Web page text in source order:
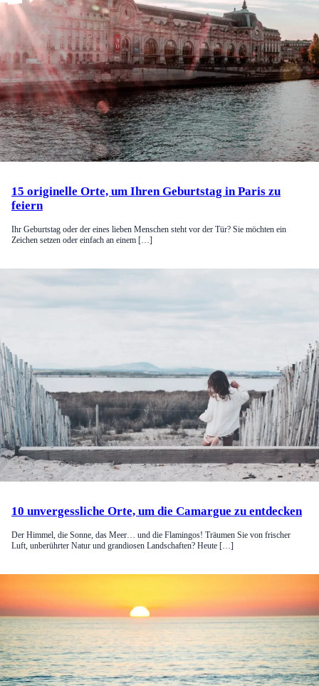
15 originelle Orte, um Ihren Geburtstag in Paris zu
feiern
Ihr Geburtstag oder der eines lieben Menschen steht vor der Tür? Sie möchten ein
Zeichen setzen oder einfach an einem […]
10 unvergessliche Orte, um die Camargue zu entdecken
Der Himmel, die Sonne, das Meer… und die Flamingos! Träumen Sie von frischer
Luft, unberührter Natur und grandiosen Landschaften? Heute […]